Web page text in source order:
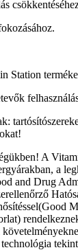
Station
A
a
and Drug